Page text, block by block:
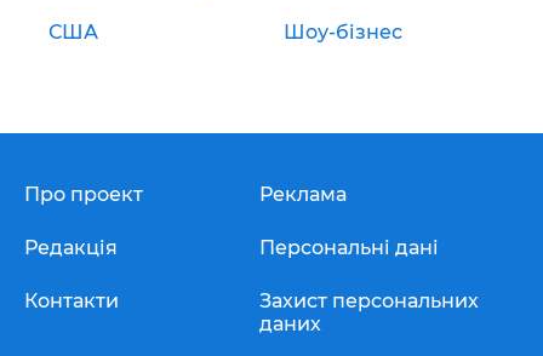
США Шоу-бізнес
Про проект
Редакція
Контакти
Реклама
Персональні дані
Захист персональних
даних